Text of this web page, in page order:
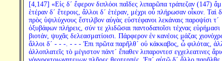
[4,147] «Εἰς δ´ ἔφερον διπλόοι παῖδες λιπαρῶπα τράπεζαν (147)
ἑτέραν δ´ ἕτεροις, ἄλλοι δ´ ἑτέραν, μέχρι οὗ πλήρωσαν οἶκον. Ταὶ
πρὸς ὑψιλύχνους ἔστιλβον αὐγὰς εὐστέφανοι λεκάναις παροψίσι τ´
ὀξυβάφων πλήρεις, σύν τε χλιδῶσαι παντοδαποῖσι τέχνας εὑρήμασι
βιοτάν, ψυχᾶς δελεασματίοισι. Πάρφερον ἐν κανέοις μάζας
ἄλλοι δ´ - - -. - - - Ἐπι πρῶτα παρῆλθ´ οὐ κάκκαβος, ὦ φιλότας,
ἀλλοπλατεῖς τὸ μέγιστον πάντ´ ἔπαθεν λιπαροντεσ εγχελεατινες